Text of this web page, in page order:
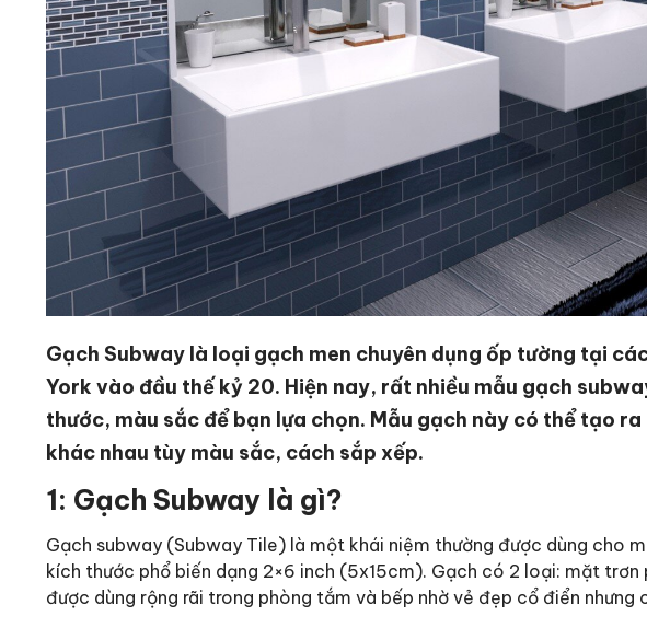
Gạch Subway là loại gạch men chuyên dụng ốp tường tại
York vào đầu thế kỷ 20. Hiện nay, rất nhiều mẫu gạch
thước, màu sắc để bạn lựa chọn. Mẫu gạch này có thể tạo
khác nhau tùy màu sắc, cách sắp xếp.
1: Gạch Subway là gì?
Gạch subway (Subway Tile) là một khái niệm thường được dùng cho
kích thước phổ biến dạng 2×6 inch (5x15cm). Gạch có 2 loại: mặt
được dùng rộng rãi trong phòng tắm và bếp nhờ vẻ đẹp cổ điển nhưng